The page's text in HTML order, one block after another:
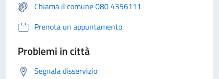
Chiama il comune 080 4356111
Prenota un appuntamento
Problemi in città
Segnala disservizio